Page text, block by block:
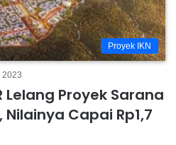
Proyek IKN
2023
Lelang Proyek Sarana
Nilainya Capai Rp1,7